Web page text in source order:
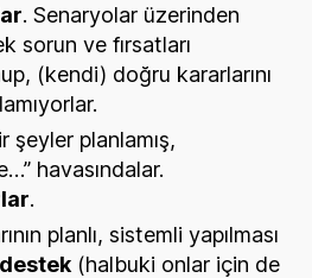
. Senaryolar üzerinden
sorun ve fırsatları
(kendi) doğru kararlarını
şeyler planlamış,
havasındalar.
.
planlı, sistemli yapılması
(halbuki onlar için de